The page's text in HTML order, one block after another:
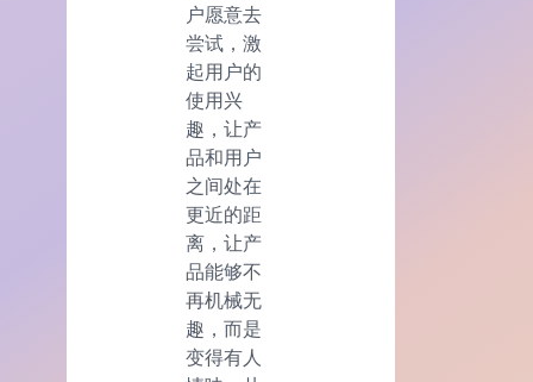
户愿意去
尝试，激
起用户的
使用兴
趣，让产
品和用户
之间处在
更近的距
离，让产
品能够不
再机械无
趣，而是
变得有人